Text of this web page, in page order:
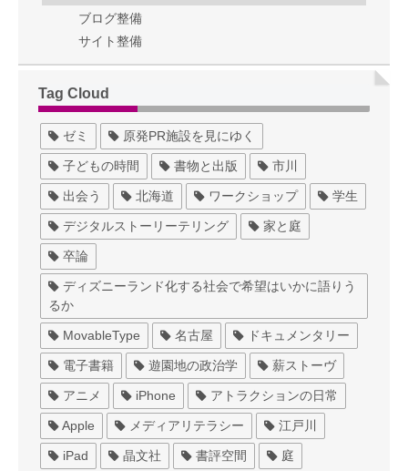
ブログ整備
サイト整備
Tag Cloud
ゼミ 原発PR施設を見にゆく
子どもの時間 書物と出版 市川
出会う 北海道 ワークショップ 学生
デジタルストーリーテリング 家と庭
卒論
ディズニーランド化する社会で希望はいかに語りう
るか
MovableType 名古屋 ドキュメンタリー
電子書籍 遊園地の政治学 薪ストーヴ
アニメ iPhone アトラクションの日常
Apple メディアリテラシー 江戸川
iPad 晶文社 書評空間 庭